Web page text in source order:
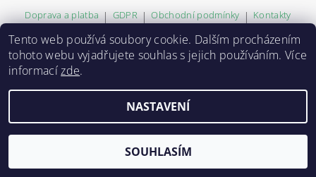
Doprava a platba | GDPR | Obchodní podmínky | Kontakty
2026 © ZVĚROKRÁM , všechna práva vyhrazena
Vytvořil Shoptet
Tento web používá soubory cookie. Dalším procházením
tohoto webu vyjadřujete souhlas s jejich používáním. Více
informacízde.
NASTAVENÍ
SOUHLASÍM